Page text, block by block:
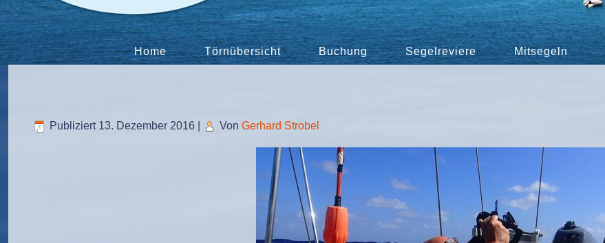
Home Törnübersicht Buchung Segelreviere Mitsegeln
Publiziert 13. Dezember 2016 Von Gerhard Strobel